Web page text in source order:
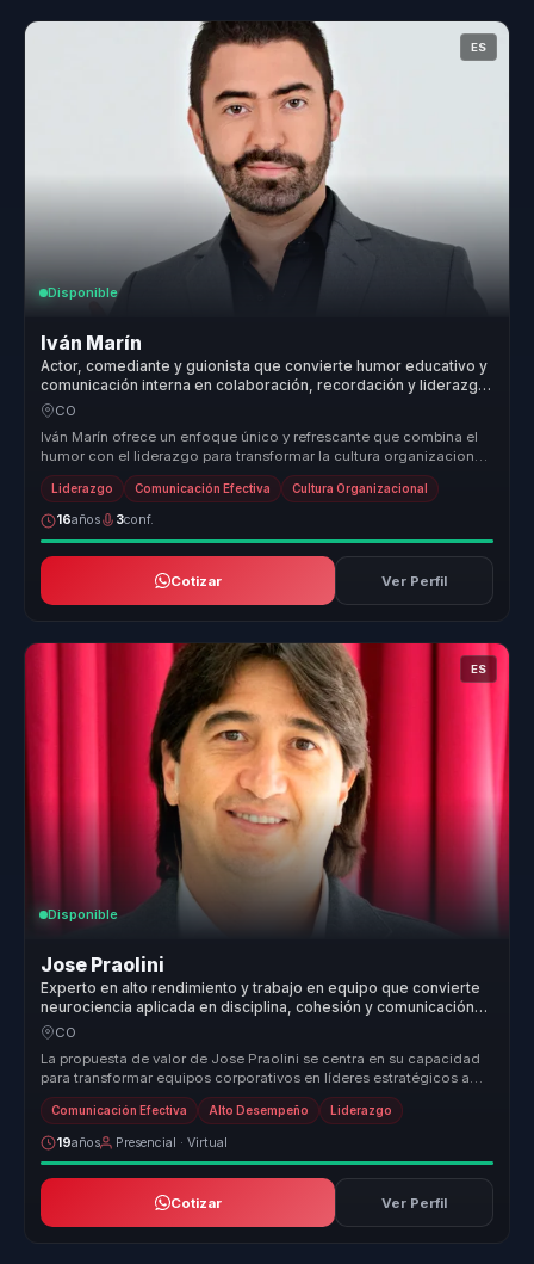
ES
Disponible
Iván Marín
Actor, comediante y guionista que convierte humor educativo y
comunicación interna en colaboración, recordación y liderazgo
para equipos.
CO
Iván Marín ofrece un enfoque único y refrescante que combina el
humor con el liderazgo para transformar la cultura organizacional
de mane...
Liderazgo Comunicación Efectiva Cultura Organizacional
16años 3conf.
Cotizar Ver Perfil
ES
Disponible
Jose Praolini
Experto en alto rendimiento y trabajo en equipo que convierte
neurociencia aplicada en disciplina, cohesión y comunicación
efectiva para líderes y equipos.
CO
La propuesta de valor de Jose Praolini se centra en su capacidad
para transformar equipos corporativos en líderes estratégicos a
través d...
Comunicación Efectiva Alto Desempeño Liderazgo
19años Presencial · Virtual
Cotizar Ver Perfil